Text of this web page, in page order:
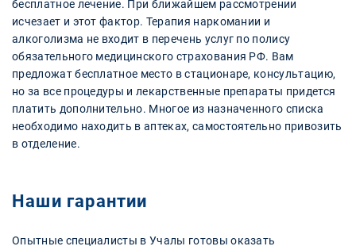
бесплатное лечение. При ближайшем рассмотрении
исчезает и этот фактор. Терапия наркомании и
алкоголизма не входит в перечень услуг по полису
обязательного медицинского страхования РФ. Вам
предложат бесплатное место в стационаре, консультацию,
но за все процедуры и лекарственные препараты придется
платить дополнительно. Многое из назначенного списка
необходимо находить в аптеках, самостоятельно привозить
в отделение.
Наши гарантии
Опытные специалисты в Учалы готовы оказать